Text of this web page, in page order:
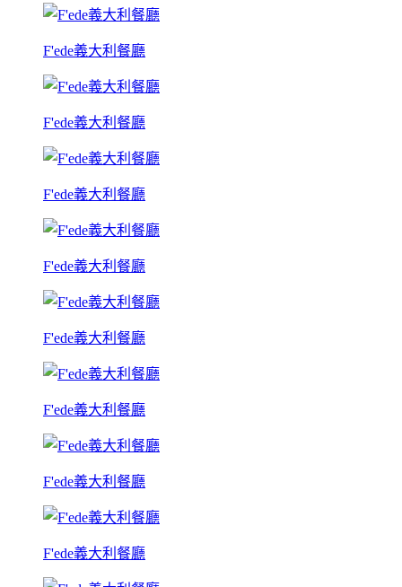
F'ede義大利餐廳
F'ede義大利餐廳
F'ede義大利餐廳
F'ede義大利餐廳
F'ede義大利餐廳
F'ede義大利餐廳
F'ede義大利餐廳
F'ede義大利餐廳